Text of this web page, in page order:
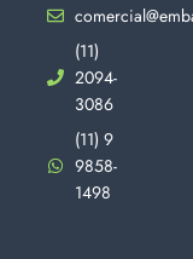
(11)
2094-
3086
(11) 9
9858-
1498